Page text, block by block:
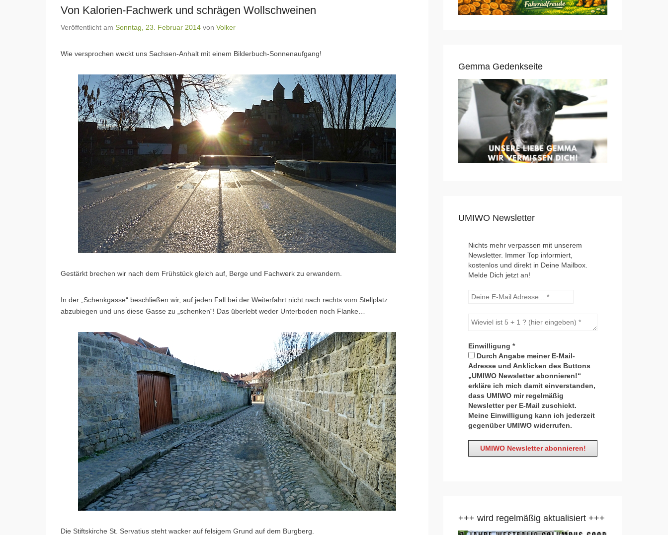
Von Kalorien-Fachwerk und schrägen Wollschweinen
Veröffentlicht am Sonntag, 23. Februar 2014 von Volker
Wie versprochen weckt uns Sachsen-Anhalt mit einem Bilderbuch-Sonnenaufgang!
Gestärkt brechen wir nach dem Frühstück gleich auf, Berge und Fachwerk zu erwandern.
In der „Schenkgasse“ beschließen wir, auf jeden Fall bei der Weiterfahrt nicht nach rechts vom Stellplatz
abzubiegen und uns diese Gasse zu „schenken“! Das überlebt weder Unterboden noch Flanke…
Die Stiftskirche St. Servatius steht wacker auf felsigem Grund auf dem Burgberg.
Gemma Gedenkseite
UMIWO Newsletter
Nichts mehr verpassen mit unserem
Newsletter. Immer Top informiert,
kostenlos und direkt in Deine Mailbox.
Melde Dich jetzt an!
Einwilligung *
Durch Angabe meiner E-Mail-
Adresse und Anklicken des Buttons
„UMIWO Newsletter abonnieren!“
erkläre ich mich damit einverstanden,
dass UMIWO mir regelmäßig
Newsletter per E-Mail zuschickt.
Meine Einwilligung kann ich jederzeit
gegenüber UMIWO widerrufen.
+++ wird regelmäßig aktualisiert +++